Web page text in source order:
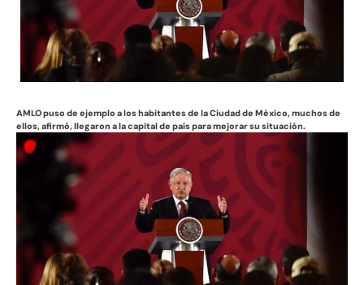
AMLO puso de ejemplo a los habitantes de la Ciudad de México, muchos de
ellos, afirmó, llegaron a la capital de país para mejorar su situación.